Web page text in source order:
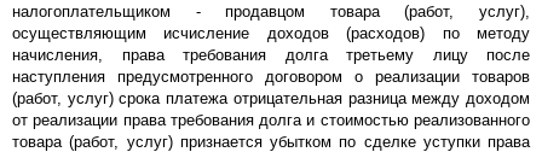
налогоплательщиком - продавцом товара (работ, услуг),
осуществляющим исчисление доходов (расходов) по методу
начисления, права требования долга третьему лицу после
наступления предусмотренного договором о реализации товаров
(работ, услуг) срока платежа отрицательная разница между доходом
от реализации права требования долга и стоимостью реализованного
товара (работ, услуг) признается убытком по сделке уступки права